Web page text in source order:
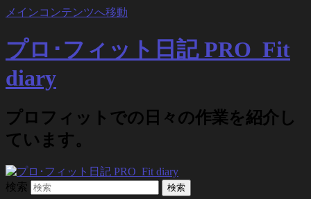
メインコンテンツへ移動
プロ･フィット日記 PRO_Fit
diary
プロフィットでの日々の作業を紹介し
ています。
検索